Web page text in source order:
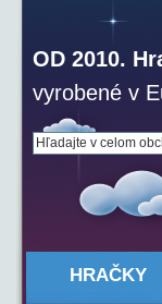
OD 2010.
vyrobené v
HRAČKY